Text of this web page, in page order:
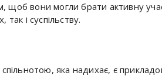
щоб вони могли брати активну
і суспільству.
яка надихає, є